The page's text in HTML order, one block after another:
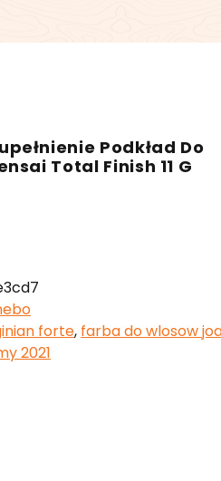
Podkład Do
Total Finish 11 G
forte, farba do wlosow
2021